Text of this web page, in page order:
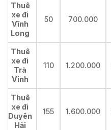
Thuê
xe đi
Vĩnh
Long
50 700.000
Thuê
xe đi
Trà
Vinh
110 1.200.000
Thuê
xe đi
Duyên
Hải
155 1.600.000